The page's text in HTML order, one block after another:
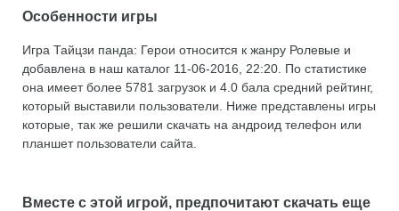
Особенности игры
Игра Тайцзи панда: Герои относится к жанру Ролевые и
добавлена в наш каталог 11-06-2016, 22:20. По статистике
она имеет более 5781 загрузок и 4.0 бала средний рейтинг,
который выставили пользователи. Ниже представлены игры
которые, так же решили скачать на андроид телефон или
планшет пользователи сайта.
Вместе с этой игрой, предпочитают скачать еще